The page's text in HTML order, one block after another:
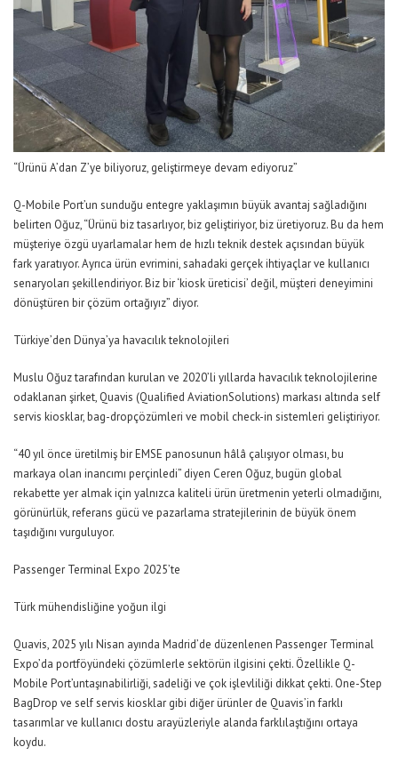
“Ürünü A’dan Z’ye biliyoruz, geliştirmeye devam ediyoruz”
Q-Mobile Port’un sunduğu entegre yaklaşımın büyük avantaj sağladığını
belirten Oğuz, “Ürünü biz tasarlıyor, biz geliştiriyor, biz üretiyoruz. Bu da hem
müşteriye özgü uyarlamalar hem de hızlı teknik destek açısından büyük
fark yaratıyor. Ayrıca ürün evrimini, sahadaki gerçek ihtiyaçlar ve kullanıcı
senaryoları şekillendiriyor. Biz bir ‘kiosk üreticisi’ değil, müşteri deneyimini
dönüştüren bir çözüm ortağıyız” diyor.
Türkiye’den Dünya’ya havacılık teknolojileri
Muslu Oğuz tarafından kurulan ve 2020’li yıllarda havacılık teknolojilerine
odaklanan şirket, Quavis (Qualified AviationSolutions) markası altında self
servis kiosklar,bag-dropçözümleri ve mobil check-in sistemleri geliştiriyor.
“40 yıl önce üretilmiş birEMSE panosunun hâlâ çalışıyor olması, bu
markaya olan inancımı perçinledi” diyen Ceren Oğuz, bugün global
rekabette yer almak için yalnızca kaliteli ürün üretmenin yeterli olmadığını,
görünürlük, referans gücü ve pazarlama stratejilerinin de büyük önem
taşıdığını vurguluyor.
Passenger Terminal Expo 2025’te
Türkmühendisliğine yoğun ilgi
Quavis, 2025 yılı Nisan ayında Madrid’de düzenlenen Passenger Terminal
Expo’da portföyündeki çözümlerle sektörün ilgisini çekti. Özellikle Q-
Mobile Port’untaşınabilirliği, sadeliği ve çokişlevliliği dikkat çekti. One-Step
BagDrop ve self servis kiosklar gibi diğer ürünler de Quavis’infarklı
tasarımlar ve kullanıcı dostu arayüzleriyle alanda farklılaştığını ortaya
koydu.